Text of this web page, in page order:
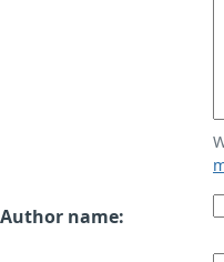
Author name: